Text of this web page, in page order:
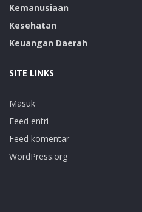
Kemanusiaan
Kesehatan
Keuangan Daerah
SITE LINKS
Masuk
Feed entri
Feed komentar
WordPress.org